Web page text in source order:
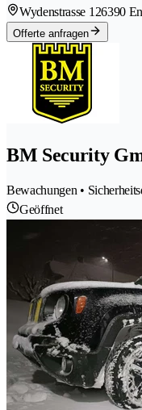
Wydenstrasse 126390
Offerte anfragen
BM Security
Bewachungen •
Geöffnet